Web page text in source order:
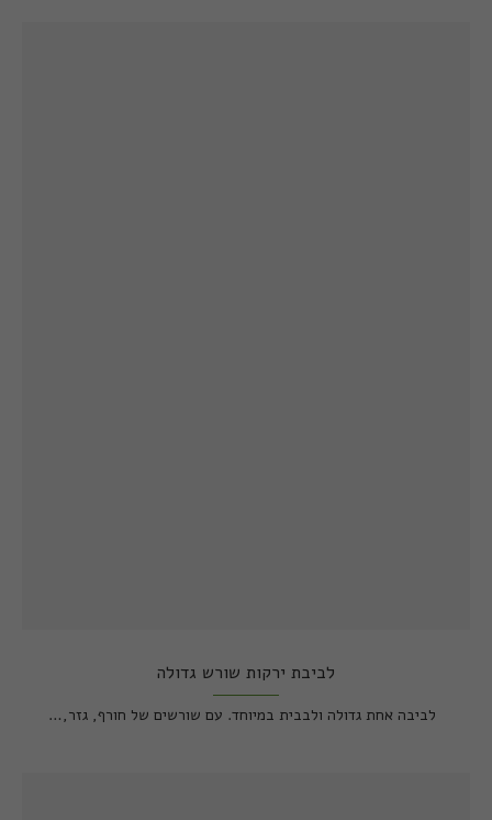
לביבת ירקות שורש גדולה
לביבה אחת גדולה ולבבית במיוחד. עם שורשים של חורף, גזר,…